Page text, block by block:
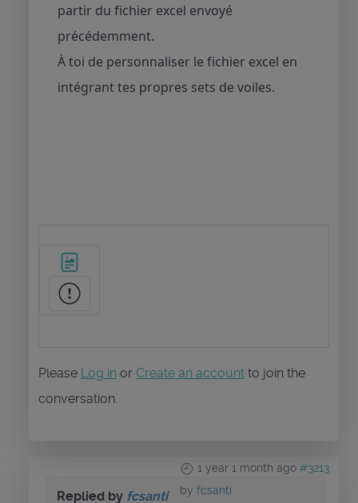
partir du fichier excel envoyé
précédemment.
À toi de personnaliser le fichier excel en
intégrant tes propres sets de voiles.
Please Log in or Create an account to join the
conversation.
1 year 1 month ago #3213
by fcsanti
Replied by fcsanti